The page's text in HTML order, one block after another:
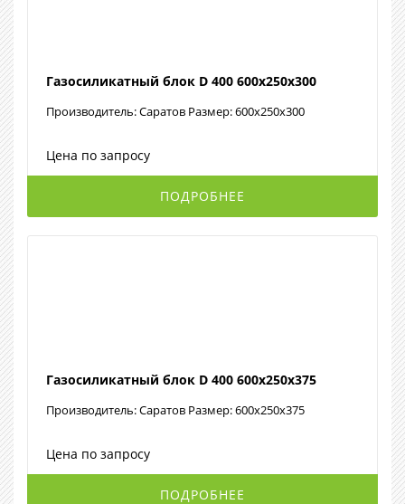
Газосиликатный блок D 400 600х250х300
Производитель: Саратов Размер: 600х250х300
Цена по запросу
ПОДРОБНЕЕ
Газосиликатный блок D 400 600х250х375
Производитель: Саратов Размер: 600х250х375
Цена по запросу
ПОДРОБНЕЕ